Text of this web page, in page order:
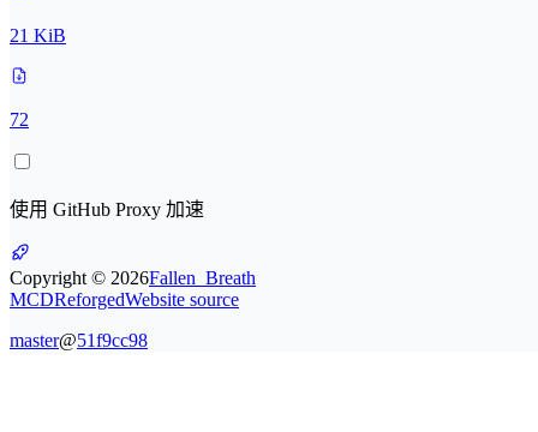
21 KiB
72
使用 GitHub Proxy 加速
Copyright © 2026Fallen_Breath
MCDReforgedWebsite source
master@51f9cc98